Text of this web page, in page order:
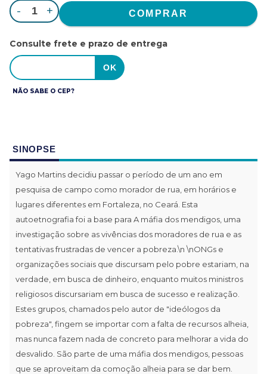
- +
Consulte frete e prazo de entrega
NÃO SABE O CEP?
SINOPSE
Yago Martins decidiu passar o período de um ano em
pesquisa de campo como morador de rua, em horários e
lugares diferentes em Fortaleza, no Ceará. Esta
autoetnografia foi a base para A máfia dos mendigos, uma
investigação sobre as vivências dos moradores de rua e as
tentativas frustradas de vencer a pobreza.\n \nONGs e
organizações sociais que discursam pelo pobre estariam, na
verdade, em busca de dinheiro, enquanto muitos ministros
religiosos discursariam em busca de sucesso e realização.
Estes grupos, chamados pelo autor de "ideólogos da
pobreza", fingem se importar com a falta de recursos alheia,
mas nunca fazem nada de concreto para melhorar a vida do
desvalido. São parte de uma máfia dos mendigos, pessoas
que se aproveitam da comoção alheia para se dar bem.